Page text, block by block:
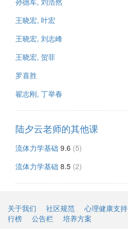
王晓宏, 叶宏
王晓宏, 刘志峰
王晓宏, 贺菲
罗喜胜
翟志刚, 丁举春
陆夕云老师的其他课
流体力学基础 9.6 (5)
流体力学基础 8.5 (2)
关于我们 社区规范 心理健康支持
行榜
公告栏
培养方案